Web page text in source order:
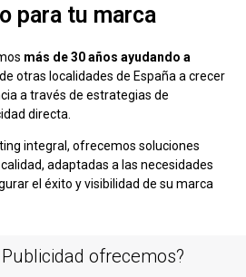
para tu marca
más de 30 años ayudando a
otras localidades de España a crecer
a través de estrategias de
directa.
integral, ofrecemos soluciones
adaptadas a las necesidades
el éxito y visibilidad de su marca
ofrecemos?